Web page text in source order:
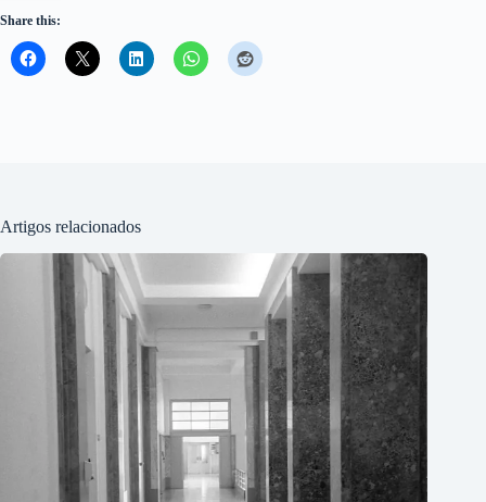
Share this:
Artigos relacionados